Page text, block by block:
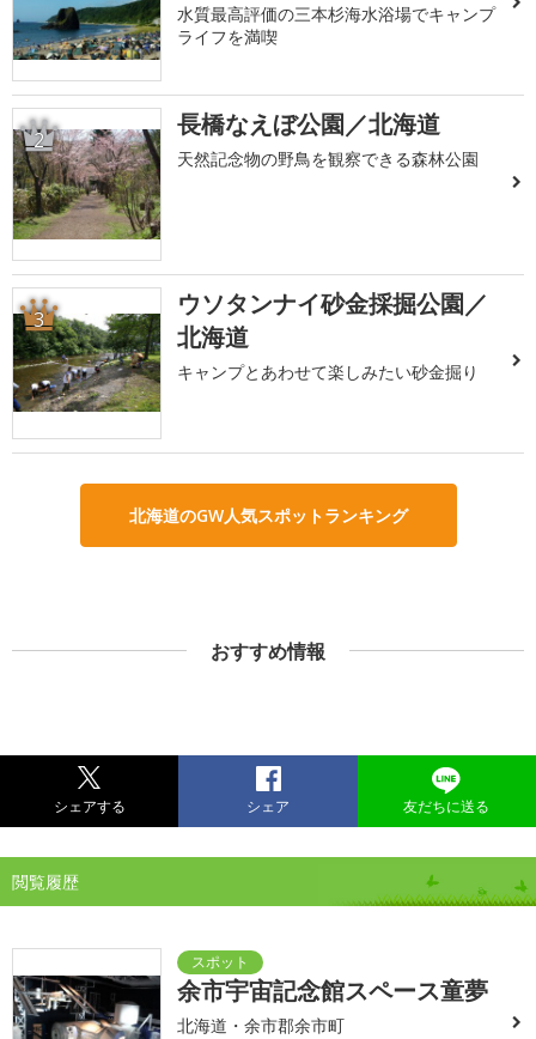
水質最高評価の三本杉海水浴場でキャンプ
ライフを満喫
2 長橋なえぼ公園／北海道
天然記念物の野鳥を観察できる森林公園
3
ウソタンナイ砂金採掘公園／
北海道
キャンプとあわせて楽しみたい砂金掘り
北海道のGW人気スポットランキング
おすすめ情報
シェアする シェア 友だちに送る
閲覧履歴
余市宇宙記念館スペース童夢
北海道・余市郡余市町